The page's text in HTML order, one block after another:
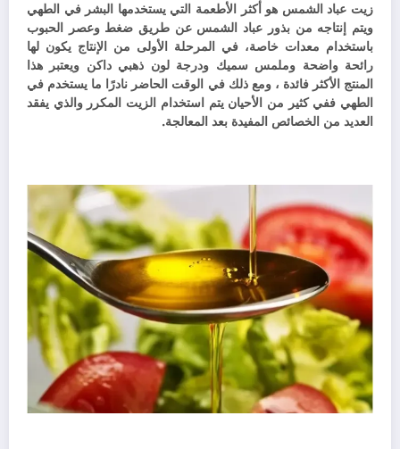
زيت عباد الشمس هو أكثر الأطعمة التي يستخدمها البشر في الطهي
ويتم إنتاجه من بذور عباد الشمس عن طريق ضغط وعصر الحبوب
باستخدام معدات خاصة، في المرحلة الأولى من الإنتاج يكون لها
رائحة واضحة وملمس سميك ودرجة لون ذهبي داكن ويعتبر هذا
المنتج الأكثر فائدة ، ومع ذلك في الوقت الحاضر نادرًا ما يستخدم في
الطهي ففي كثير من الأحيان يتم استخدام الزيت المكرر والذي يفقد
العديد من الخصائص المفيدة بعد المعالجة.